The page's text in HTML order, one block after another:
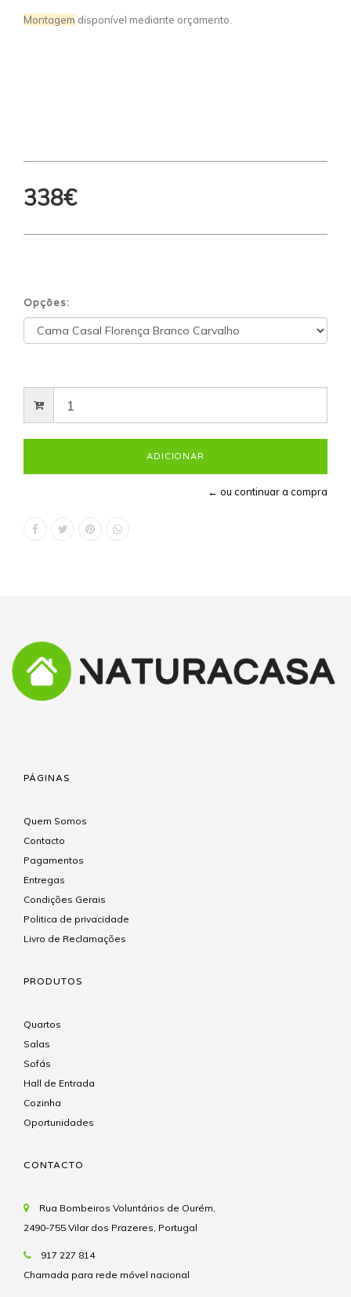
Montagem disponível mediante orçamento.
338€
Opções:
← ou continuar a compra
PÁGINAS
Quem Somos
Contacto
Pagamentos
Entregas
Condições Gerais
Politica de privacidade
Livro de Reclamações
PRODUTOS
Quartos
Salas
Sofás
Hall de Entrada
Cozinha
Oportunidades
CONTACTO
Rua Bombeiros Voluntários de Ourém,
2490-755 Vilar dos Prazeres, Portugal
917 227 814
Chamada para rede móvel nacional